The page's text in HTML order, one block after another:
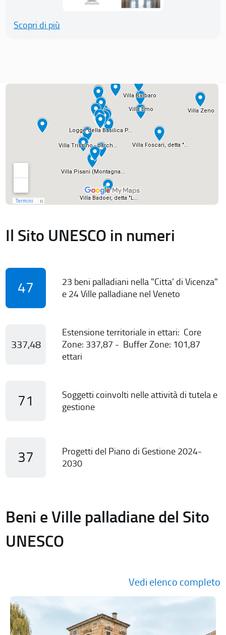
Scopri di più
Il Sito UNESCO in numeri
47
23 beni palladiani nella "Citta' di Vicenza"
e 24 Ville palladiane nel Veneto
337,48
Estensione territoriale in ettari: Core
Zone: 337,87 - Buffer Zone: 101,87
ettari
71
Soggetti coinvolti nelle attività di tutela e
gestione
37
Progetti del Piano di Gestione 2024-
2030
Beni e Ville palladiane del Sito
UNESCO
Vedi elenco completo